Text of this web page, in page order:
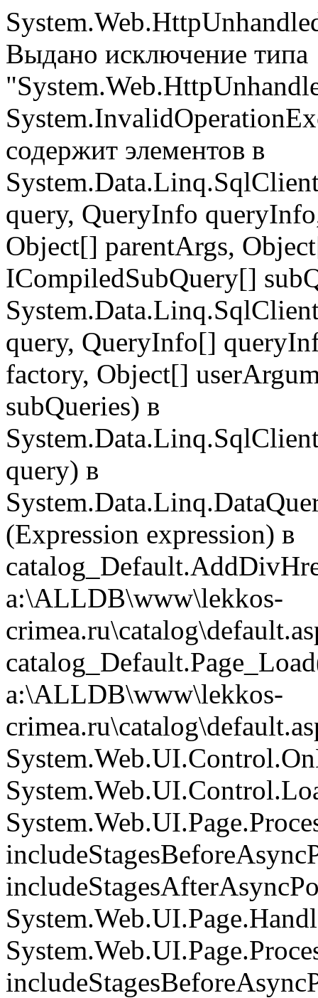
Выдано исключение типа
содержит элементов в
query, QueryInfo
Object[] parentArgs,
ICompiledSubQuery[]
query, QueryInfo[]
factory, Object[]
subQueries) в
query) в
(Expression expression) в
a:\ALLDB\www\lekkos-
a:\ALLDB\www\lekkos-